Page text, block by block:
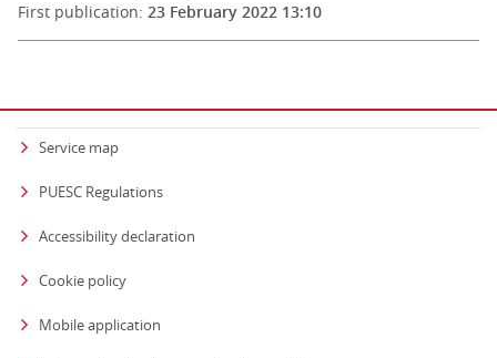
First publication: 23 February 2022 13:10
Service map
PUESC Regulations
Accessibility declaration
Cookie policy
Mobile application